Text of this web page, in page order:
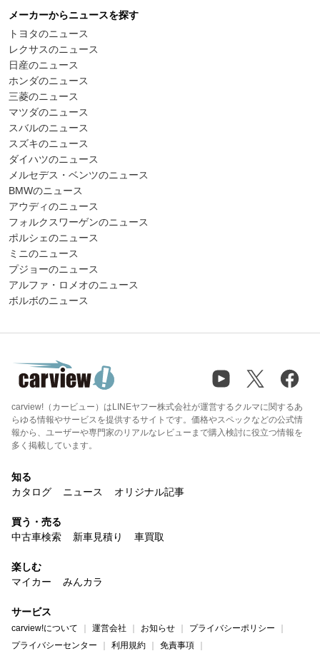
メーカーからニュースを探す
トヨタのニュース
レクサスのニュース
日産のニュース
ホンダのニュース
三菱のニュース
マツダのニュース
スバルのニュース
スズキのニュース
ダイハツのニュース
メルセデス・ベンツのニュース
BMWのニュース
アウディのニュース
フォルクスワーゲンのニュース
ポルシェのニュース
ミニのニュース
プジョーのニュース
アルファ・ロメオのニュース
ボルボのニュース
carview!（カービュー）はLINEヤフー株式会社が運営するクルマに関するあ
らゆる情報やサービスを提供するサイトです。価格やスペックなどの公式情
報から、ユーザーや専門家のリアルなレビューまで購入検討に役立つ情報を
多く掲載しています。
知る
カタログ
ニュース オリジナル記事
買う・売る
中古車検索
新車見積り 車買取
楽しむ
マイカー
みんカラ
サービス
carview!について 運営会社 お知らせ
プライバシーポリシー
プライバシーセンター
利用規約 免責事項